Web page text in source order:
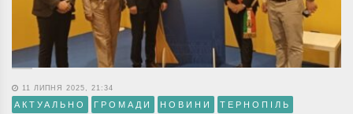
11 ЛИПНЯ 2025, 21:34
АКТУАЛЬНО ГРОМАДИ НОВИНИ ТЕРНОПІЛЬ